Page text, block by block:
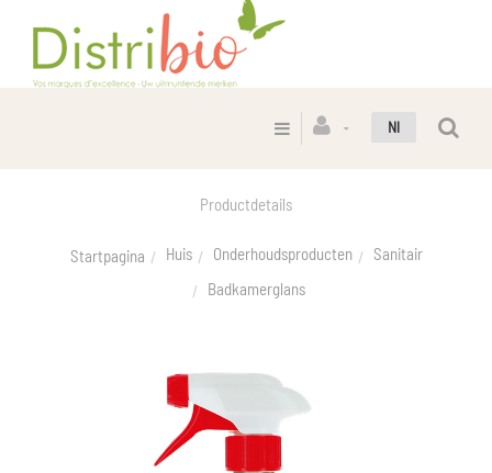
Nl
Productdetails
Startpagina Huis Onderhoudsproducten
Sanitair
Badkamerglans